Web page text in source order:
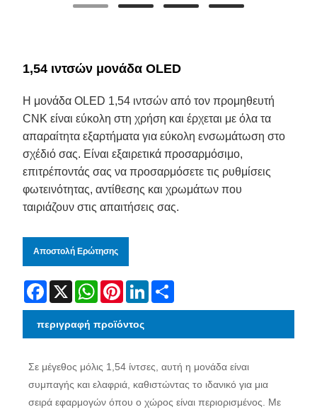
1,54 ιντσών μονάδα OLED
Η μονάδα OLED 1,54 ιντσών από τον προμηθευτή
CNK είναι εύκολη στη χρήση και έρχεται με όλα τα
απαραίτητα εξαρτήματα για εύκολη ενσωμάτωση στο
σχέδιό σας. Είναι εξαιρετικά προσαρμόσιμο,
επιτρέποντάς σας να προσαρμόσετε τις ρυθμίσεις
φωτεινότητας, αντίθεσης και χρωμάτων που
ταιριάζουν στις απαιτήσεις σας.
Αποστολή Ερώτησης
Facebook
X WhatsApp
PinterestLinkedIn
περιγραφή προϊόντος
Σε μέγεθος μόλις 1,54 ίντσες, αυτή η μονάδα είναι
συμπαγής και ελαφριά, καθιστώντας το ιδανικό για μια
σειρά εφαρμογών όπου ο χώρος είναι περιορισμένος. Με